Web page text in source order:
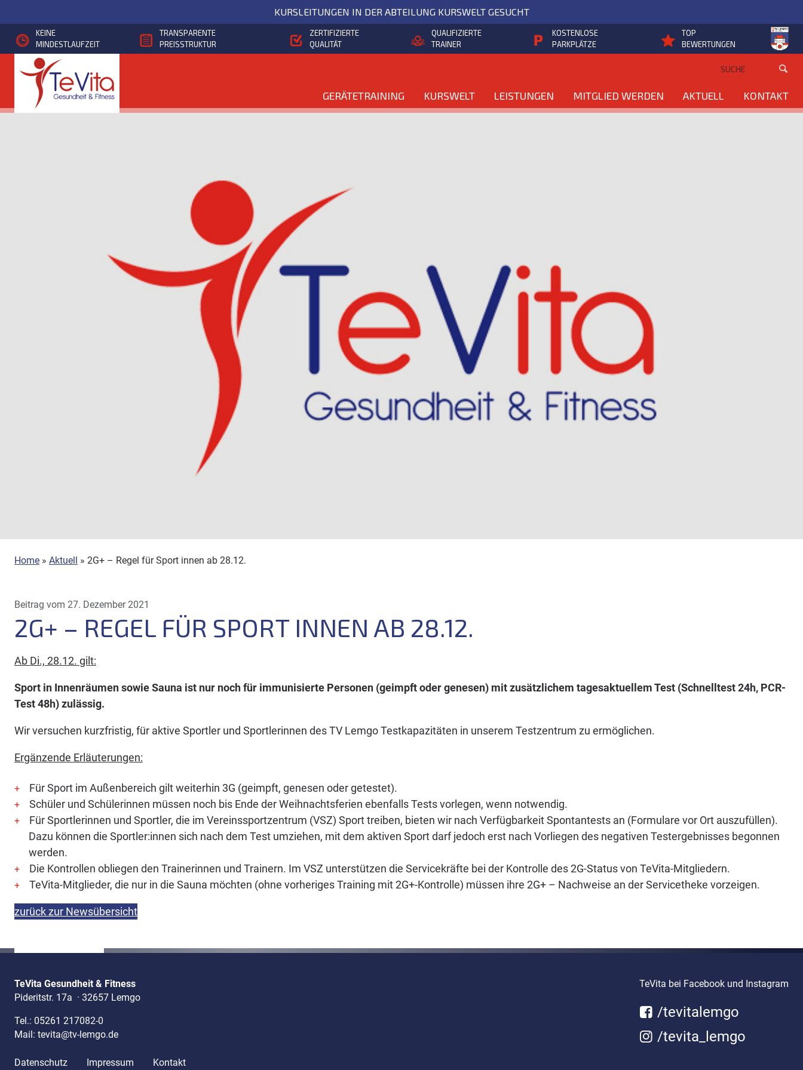
zum
Inhalt
KURSLEITUNGEN IN DER ABTEILUNG KURSWELT GESUCHT
KEINE
MINDESTLAUFZEIT
TRANSPARENTE
PREISSTRUKTUR
ZERTIFIZIERTE
QUALITÄT
QUALIFIZIERTE
TRAINER
KOSTENLOSE
PARKPLÄTZE
TOP
BEWERTUNGEN
GERÄTETRAINING KURSWELT LEISTUNGEN MITGLIED WERDEN AKTUELL KONTAKT
Home » Aktuell » 2G+ – Regel für Sport innen ab 28.12.
Beitrag vom 27. Dezember 2021
2G+ – REGEL FÜR SPORT INNEN AB 28.12.
Ab Di., 28.12. gilt:
Sport in Innenräumen sowie Sauna ist nur noch für immunisierte Personen (geimpft oder genesen) mit zusätzlichem tagesaktuellem Test (Schnelltest 24h, PCR-
Test 48h) zulässig.
Wir versuchen kurzfristig, für aktive Sportler und Sportlerinnen des TV Lemgo Testkapazitäten in unserem Testzentrum zu ermöglichen.
Ergänzende Erläuterungen:
Für Sport im Außenbereich gilt weiterhin 3G (geimpft, genesen oder getestet).
Schüler und Schülerinnen müssen noch bis Ende der Weihnachtsferien ebenfalls Tests vorlegen, wenn notwendig.
Für Sportlerinnen und Sportler, die im Vereinssportzentrum (VSZ) Sport treiben, bieten wir nach Verfügbarkeit Spontantests an (Formulare vor Ort auszufüllen).
Dazu können die Sportler:innen sich nach dem Test umziehen, mit dem aktiven Sport darf jedoch erst nach Vorliegen des negativen Testergebnisses begonnen
werden.
Die Kontrollen obliegen den Trainerinnen und Trainern. Im VSZ unterstützen die Servicekräfte bei der Kontrolle des 2G-Status von TeVita-Mitgliedern.
TeVita-Mitglieder, die nur in die Sauna möchten (ohne vorheriges Training mit 2G+-Kontrolle) müssen ihre 2G+ – Nachweise an der Servicetheke vorzeigen.
zurück zur Newsübersicht
TeVita Gesundheit & Fitness
Pideritstr. 17a · 32657 Lemgo
Tel.: 05261 217082-0
Mail: tevita@tv-lemgo.de
Datenschutz Impressum Kontakt
TeVita bei Facebook und Instagram
/tevitalemgo
/tevita_lemgo